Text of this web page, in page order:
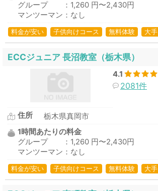
グループ ：1,260 円〜2,430円
マンツーマン：なし
料金が安い 子供向けコース 無料体験 大手
ECCジュニア 長沼教室（栃木県）
4.1
2081件
住所
栃木県真岡市
1時間あたりの料金
グループ ：1,260 円〜2,430円
マンツーマン：なし
料金が安い 子供向けコース 無料体験 大手